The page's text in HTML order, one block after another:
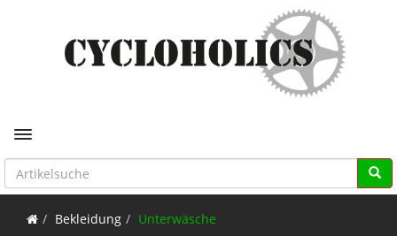
Toggle navigation
Bekleidung Unterwäsche